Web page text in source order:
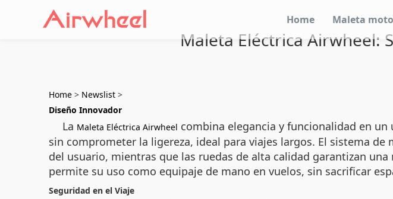
Home Maleta
Maleta Eléctrica Airwheel:
Home > Newslist >
Diseño Innovador
La Maleta Eléctrica Airwheel combina elegancia y funcionalidad en
sin comprometer la ligereza, ideal para viajes largos. El sistema
del usuario, mientras que las ruedas de alta calidad garantizan
permite su uso como equipaje de mano en vuelos, sin sacrificar
Seguridad en el Viaje